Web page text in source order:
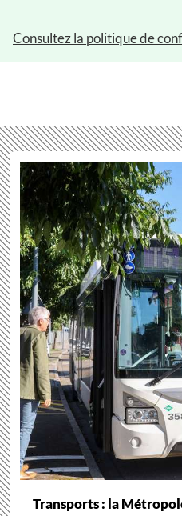
Consultez la politique de
Transports : la